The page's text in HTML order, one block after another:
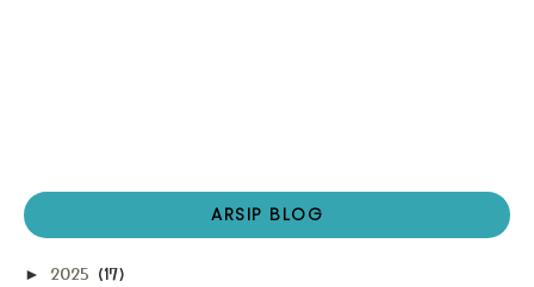
ARSIP BLOG
► 2025 (17)